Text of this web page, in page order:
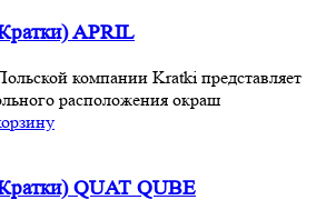
APRIL
компании Kratki представляет
расположения окраш
QUAT QUBE